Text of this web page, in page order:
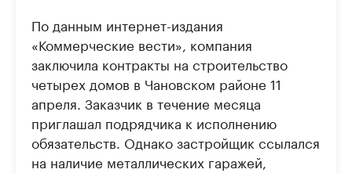
По данным интернет-издания
«Коммерческие вести», компания
заключила контракты на строительство
четырех домов в Чановском районе 11
апреля. Заказчик в течение месяца
приглашал подрядчика к исполнению
обязательств. Однако застройщик ссылался
на наличие металлических гаражей,